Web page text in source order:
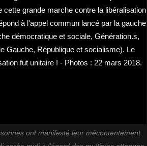
ont manifesté leur mécontentement